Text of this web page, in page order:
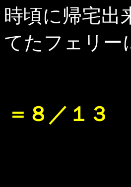
時頃に帰宅出
てたフェリー
＝８／１３